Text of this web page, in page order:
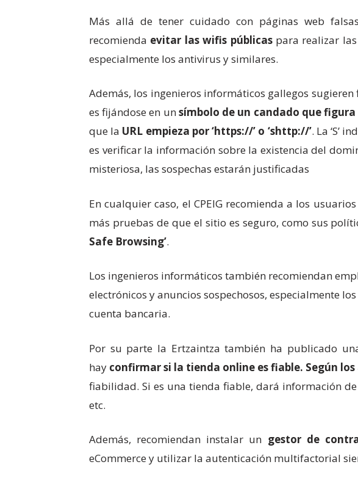
Más allá de tener cuidado con páginas web
recomienda evitar las wifis públicaspara realizar las
especialmente los antivirus y similares.
Además, los ingenieros informáticos gallegos sugieren
es fijándose en unsímbolo de un candado que
que la URL empieza por ‘https://’ o ‘shttp://’. La ‘S’
es verificar la información sobre la existencia del
misteriosa, las sospechas estarán justificadas
En cualquier caso, el CPEIG recomienda a los
más pruebas de que el sitio es seguro, como sus
Safe Browsing’.
Los ingenieros informáticos también recomiendan
electrónicos y anuncios sospechosos, especialmente
cuenta bancaria.
Por su parte la Ertzaintza también ha publicado
hay confirmar si la tienda online es fiable. Según
fiabilidad. Si es una tienda fiable, dará información
etc.
Además, recomiendan instalar un gestor de
eCommerce y utilizar la autenticación multifactorial